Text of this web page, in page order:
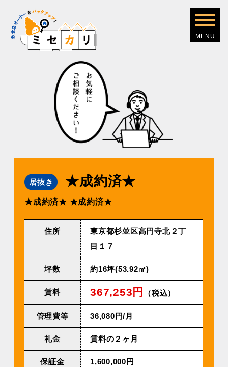
居抜き ★成約済★
★成約済★ ★成約済★
住所
東京都杉並区高円寺北２丁
目１７
坪数 約16坪(53.92㎡)
賃料 367,253円 （税込）
管理費等 36,080円/⽉
礼金 賃料の２ヶ月
保証金 1,600,000円